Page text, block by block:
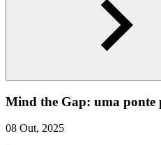
Mind the Gap: uma ponte
08 Out, 2025